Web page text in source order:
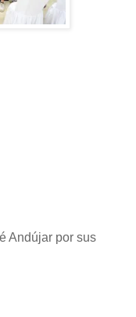
Andújar por sus